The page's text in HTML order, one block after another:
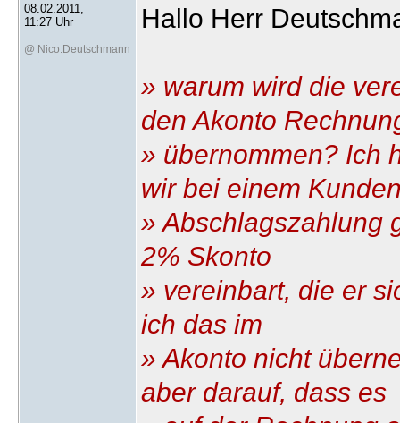
08.02.2011,
11:27 Uhr
@ Nico.Deutschmann
Hallo Herr
» warum wird die
den Akonto
» übernommen? Ich
wir bei einem
» Abschlagszahlung
2% Skonto
» vereinbart, die er
ich das im
» Akonto nicht
aber darauf, dass es